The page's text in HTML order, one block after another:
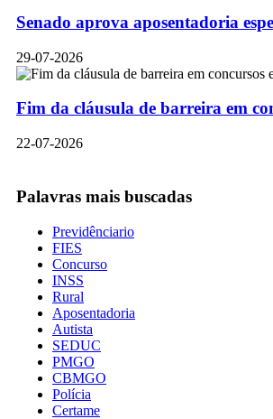
Senado aprova aposentadoria
29-07-2026
Fim da cláusula de barreira em
22-07-2026
Palavras mais buscadas
Previdênciario
FIES
Concurso
INSS
Rural
Aposentadoria
Autista
SEDUC
PMGO
CBMGO
Polícia
Certame